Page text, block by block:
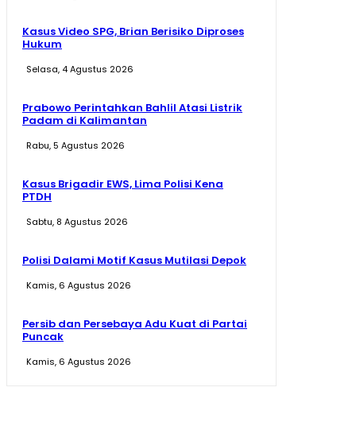
Kasus Video SPG, Brian Berisiko Diproses
Hukum
Selasa, 4 Agustus 2026
Prabowo Perintahkan Bahlil Atasi Listrik
Padam di Kalimantan
Rabu, 5 Agustus 2026
Kasus Brigadir EWS, Lima Polisi Kena
PTDH
Sabtu, 8 Agustus 2026
Polisi Dalami Motif Kasus Mutilasi Depok
Kamis, 6 Agustus 2026
Persib dan Persebaya Adu Kuat di Partai
Puncak
Kamis, 6 Agustus 2026